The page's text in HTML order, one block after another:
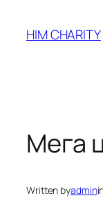
HIM CHARITY
Мега
Written byadmin